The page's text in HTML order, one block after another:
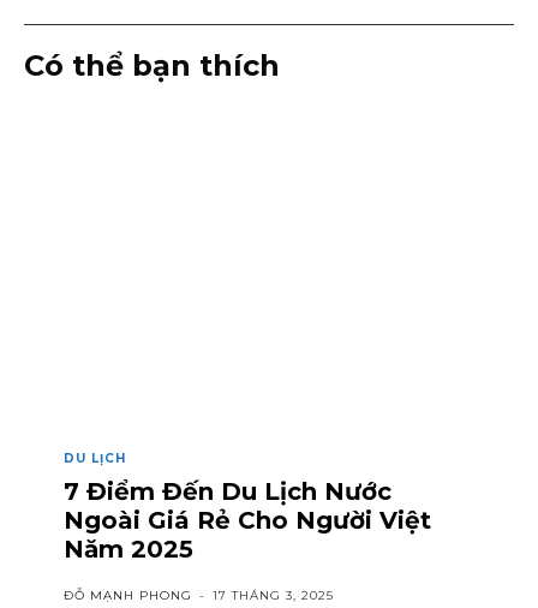
Có thể bạn thích
DU LỊCH
7 Điểm Đến Du Lịch Nước
Ngoài Giá Rẻ Cho Người Việt
Năm 2025
ĐỖ MẠNH PHONG - 17 THÁNG 3, 2025